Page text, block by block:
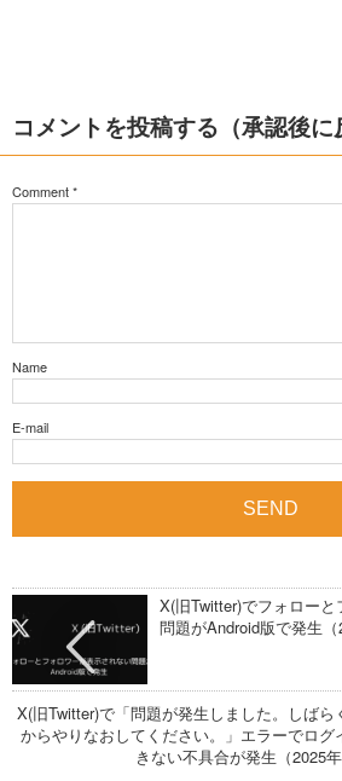
コメントを投稿する（承認後に
Comment*
Name
E-mail
X(旧Twitter)でフォロー
問題がAndroid版で発生（
X(旧Twitter)で「問題が発生しました。しばら
からやりなおしてください。」エラーでログ
きない不具合が発生（2025年